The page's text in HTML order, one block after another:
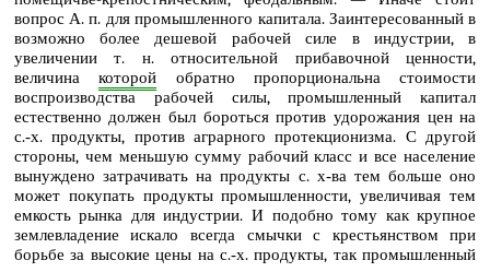
вопрос А. п. для промышленного капитала. Заинтересованный в
возможно более дешевой рабочей силе в индустрии, в
увеличении т. н. относительной прибавочной ценности,
величинакоторой обратно пропорциональна стоимости
воспроизводства рабочей силы, промышленный капитал
естественно должен был бороться против удорожания цен на
с.‑х. продукты, против аграрного протекционизма. С другой
стороны, чем меньшую сумму рабочий класс и все население
вынуждено затрачивать на продукты с. х‑ва тем больше оно
может покупать продукты промышленности, увеличивая тем
емкость рынка для индустрии. И подобно тому как крупное
землевладение искало всегда смычки с крестьянством при
борьбе за высокие цены на с.‑х. продукты, так промышленный